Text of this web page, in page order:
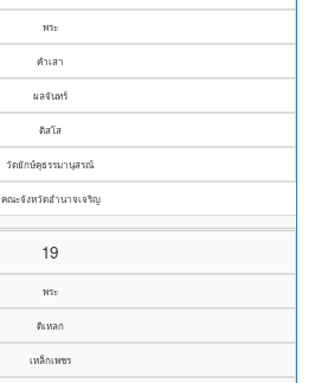
พระ
คำเสา
ผลจันทร์
ติสโส
วัดยักษ์คุธรรมานุสรณ์
คณะจังหวัดอำนาจเจริญ
19
พระ
ดิเหลก
เหล็กเพชร